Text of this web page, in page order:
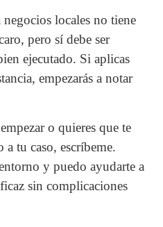
locales no tiene
pero sí debe ser
ejecutado. Si aplicas
empezarás a notar
o quieres que te
a tu caso, escríbeme.
y puedo ayudarte a
sin complicaciones